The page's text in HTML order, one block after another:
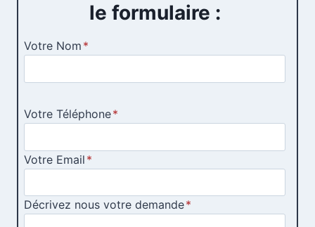
le formulaire :
Votre Nom *
Votre Téléphone*
Votre Email *
Décrivez nous votre demande*